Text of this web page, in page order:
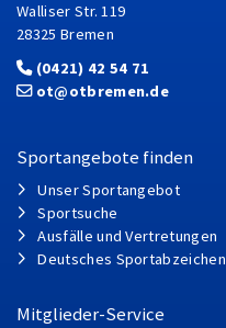
Walliser Str. 119
28325 Bremen
(0421) 42 54 71
ot@otbremen.de
Sportangebote finden
Unser Sportangebot
Sportsuche
Ausfälle und Vertretungen
Deutsches Sportabzeichen
Mitglieder-Service